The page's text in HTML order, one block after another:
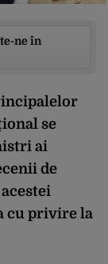
ne în
se
ai
de
cu privire la